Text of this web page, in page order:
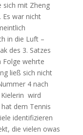
sich mit Zheng
Es war nicht
in die Luft –
des 3. Satzes
Folge wehrte
ließ sich nicht
4 nach
wird
dem Tennis
identifizieren
die vielen owas